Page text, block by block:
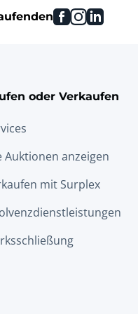
facebook
instagram
linkedin
oder Verkaufen
Auktionen anzeigen
mit Surplex